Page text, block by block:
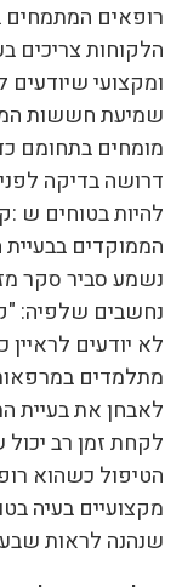
רופאים המתמחים
הלקוחות צריכים
ומקצועי
שמיעת חששות
מומחים בתחומם
דרושה בדיקה
להיות בטוחים ש
הממוקדים
נשמע סביר סקר
נחשבים שלפיה:
לא יודעים
מתלמדים
לאבחן את בעיית
לקחת זמן רב
הטיפול כשהוא
מקצועיים בעיה
שנהנה לראות